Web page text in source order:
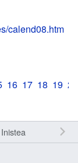
calend08.htm
16 17 18 19 20
Inistea